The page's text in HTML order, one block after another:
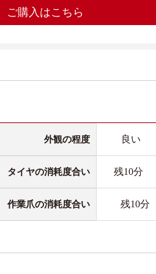
ご購入はこちら
外観の程度 良い
タイヤの消耗度合い 残10分
作業爪の消耗度合い 残10分